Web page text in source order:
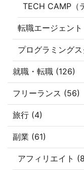
TECH CAMP（
転職エージェン
プログラミング
就職・転職 (126)
フリーランス (56)
旅行 (4)
副業 (61)
アフィリエイト